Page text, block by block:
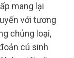
mang lại
với tương
chủng loại,
cú sinh